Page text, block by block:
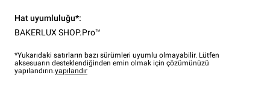
Hat uyumluluğu*:
BAKERLUX SHOP.Pro™
*Yukarıdaki satırların bazı sürümleri uyumlu olmayabilir. Lütfen
aksesuarın desteklendiğinden emin olmak için çözümünüzü
yapılandırın.yapılandır